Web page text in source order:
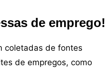
de emprego!
coletadas de fontes
de empregos, como